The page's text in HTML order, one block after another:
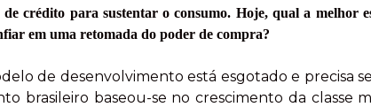
crédito para sustentar o consumo. Hoje, qual a melhor
em uma retomada do poder de compra?
de desenvolvimento está esgotado e precisa
brasileiro baseou-se no crescimento da classe